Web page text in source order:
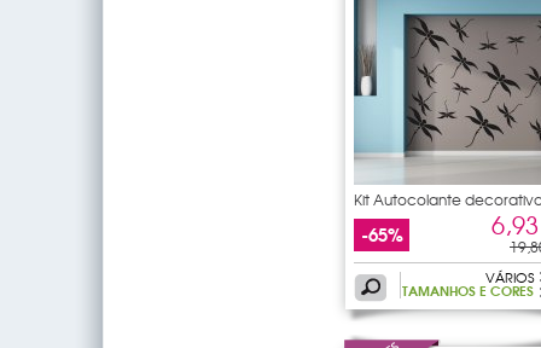
Kit Autocolante
24
-65%
VÁRIOS
TAMANHOS E CORES